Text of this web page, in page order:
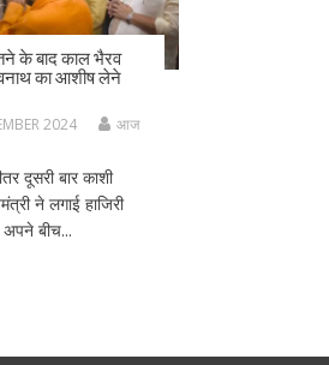
के बाद काल भैरव
का आशीष लेने
2024
आज
दूसरी बार काशी
ने लगाई हाजिरी
बीच...